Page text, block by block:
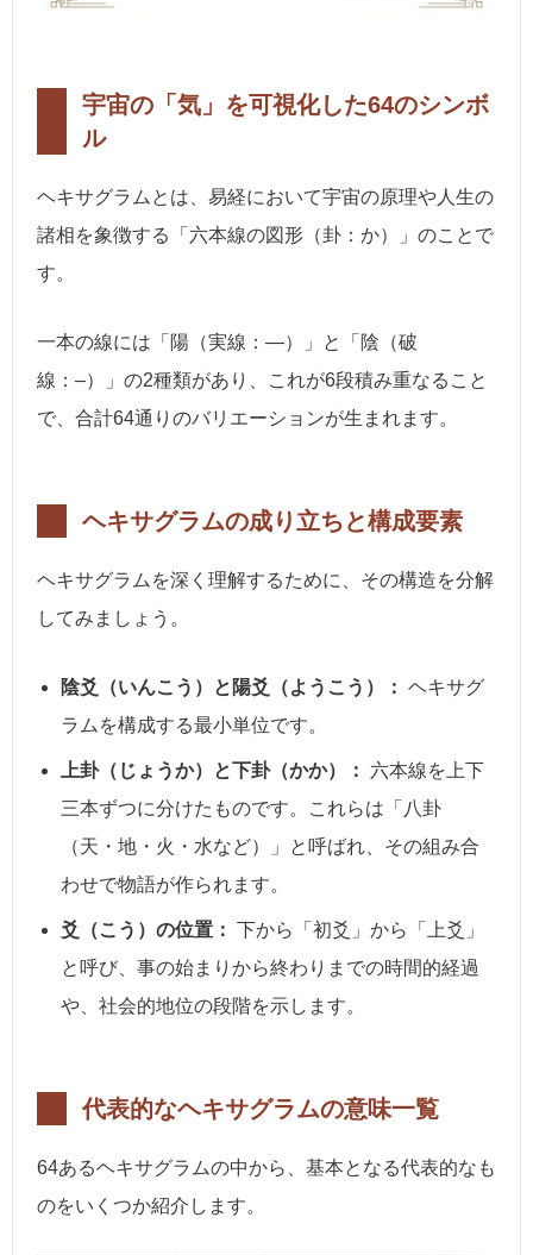
宇宙の「気」を可視化した64のシンボ
ル
ヘキサグラムとは、易経において宇宙の原理や人生の
諸相を象徴する「六本線の図形（卦：か）」のことで
す。
一本の線には「陽（実線：―）」と「陰（破
線：–）」の2種類があり、これが6段積み重なること
で、合計64通りのバリエーションが生まれます。
ヘキサグラムの成り立ちと構成要素
ヘキサグラムを深く理解するために、その構造を分解
してみましょう。
陰爻（いんこう）と陽爻（ようこう）： ヘキサグ
ラムを構成する最小単位です。
上卦（じょうか）と下卦（かか）：
六本線を上下
三本ずつに分けたものです。これらは「八卦
（天・地・火・水など）」と呼ばれ、その組み合
わせで物語が作られます。
爻（こう）の位置： 下から「初爻」から「上爻」
と呼び、事の始まりから終わりまでの時間的経過
や、社会的地位の段階を示します。
代表的なヘキサグラムの意味一覧
64あるヘキサグラムの中から、基本となる代表的なも
のをいくつか紹介します。